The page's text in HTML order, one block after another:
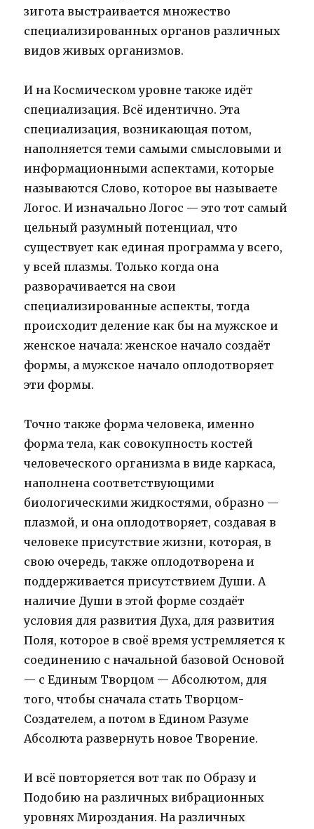
зигота выстраивается множество
специализированных органов различных
видов живых организмов.
И на Космическом уровне также идёт
специализация. Всё идентично. Эта
специализация, возникающая потом,
наполняется теми самыми смысловыми и
информационными аспектами, которые
называются Слово, которое вы называете
Логос. И изначально Логос — это тот самый
цельный разумный потенциал, что
существует как единая программа у всего,
у всей плазмы. Только когда она
разворачивается на свои
специализированные аспекты, тогда
происходит деление как бы на мужское и
женское начала: женское начало создаёт
формы, а мужское начало оплодотворяет
эти формы.
Точно также форма человека, именно
форма тела, как совокупность костей
человеческого организма в виде каркаса,
наполнена соответствующими
биологическими жидкостями, образно —
плазмой, и она оплодотворяет, создавая в
человеке присутствие жизни, которая, в
свою очередь, также оплодотворена и
поддерживается присутствием Души. А
наличие Души в этой форме создаёт
условия для развития Духа, для развития
Поля, которое в своё время устремляется к
соединению с начальной базовой Основой
— с Единым Творцом — Абсолютом, для
того, чтобы сначала стать Творцом-
Создателем, а потом в Едином Разуме
Абсолюта развернуть новое Творение.
И всё повторяется вот так по Образу и
Подобию на различных вибрационных
уровнях Мироздания. На различных